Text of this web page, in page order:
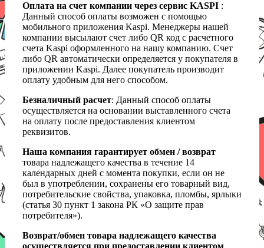
Оплата на счет компании через сервис KASPI :
Данный способ оплаты возможен с помощью
мобильного приложения Kaspi. Менеджеры нашей
компании высылают счет либо QR код с расчетного
счета Kaspi оформленного на нашу компанию. Счет
либо QR автоматически определяется у покупателя в
приложении Kaspi. Далее покупатель производит
оплату удобным для него способом.
Безналичный расчет: Данный способ оплаты
осуществляется на основании выставленного счета
на оплату после предоставления клиентом
реквизитов.
Наша компания гарантирует обмен / возврат
товара надлежащего качества в течение 14
календарных дней с момента покупки, если он не
был в употреблении, сохранены его товарный вид,
потребительские свойства, упаковка, пломбы, ярлыки
(статья 30 пункт 1 закона РК «О защите прав
потребителя»).
Возврат/обмен товара надлежащего качества